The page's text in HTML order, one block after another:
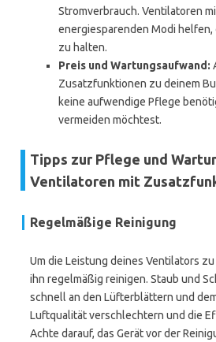
Stromverbrauch. Ventilatoren
energiesparenden Modi helfen,
zu halten.
Preis und Wartungsaufwand:
Zusatzfunktionen zu deinem
keine aufwendige Pflege
vermeiden möchtest.
Tipps zur Pflege und
Ventilatoren mit
Regelmäßige Reinigung
Um die Leistung deines Ventilators
ihn regelmäßig reinigen. Staub und
schnell an den Lüfterblättern und
Luftqualität verschlechtern und die
Achte darauf, das Gerät vor der